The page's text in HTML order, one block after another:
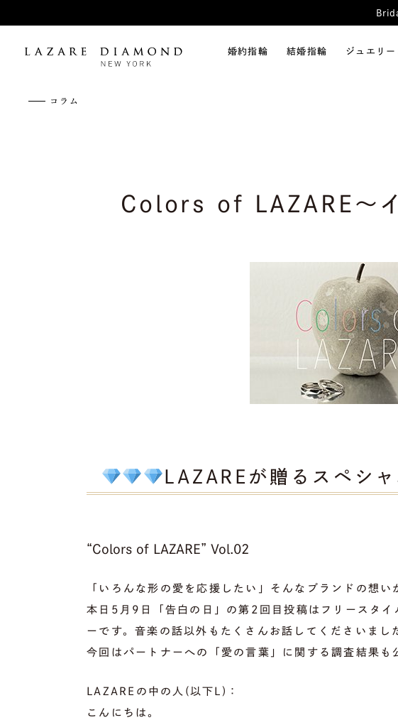
婚約指輪 結婚指輪 ジュエリ
コラム
Colors of LAZARE～
LAZAREが贈るスペシ
“Colors of LAZARE” Vol.02
「いろんな形の愛を応援したい」そんなブランドの想い
本日5月9日「告白の日」の第2回目投稿はフリースタ
ーです。音楽の話以外もたくさんお話してくださいまし
今回はパートナーへの「愛の言葉」に関する調査結果も
LAZAREの中の人(以下L)：
こんにちは。